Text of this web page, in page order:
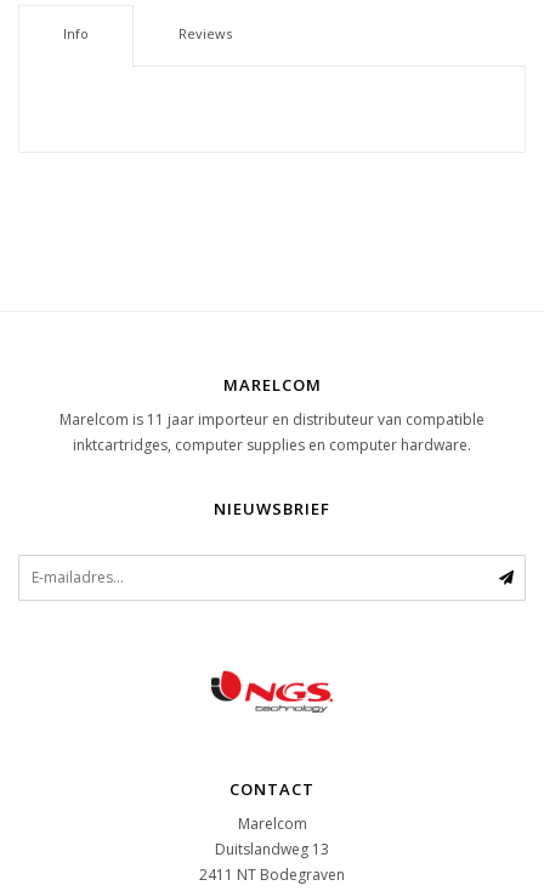
Info Reviews
MARELCOM
Marelcom is 11 jaar importeur en distributeur van compatible
inktcartridges, computer supplies en computer hardware.
NIEUWSBRIEF
CONTACT
Marelcom
Duitslandweg 13
2411 NT Bodegraven